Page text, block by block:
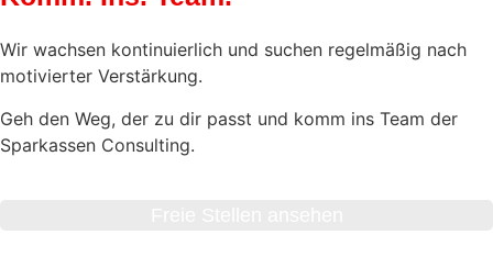
Wir wachsen kontinuierlich und suchen regelmäßig nach
motivierter Verstärkung.
Geh den Weg, der zu dir passt und komm ins Team der
Sparkassen Consulting.